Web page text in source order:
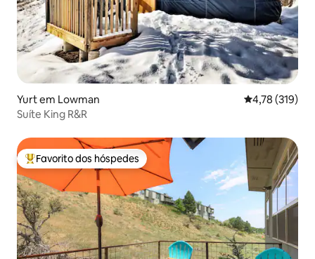
Yurt em Lowman Classificação
4,78 (319)
Suíte King R&R
Favoritos dos hóspedes mais apreciados
Favorito dos hóspedes